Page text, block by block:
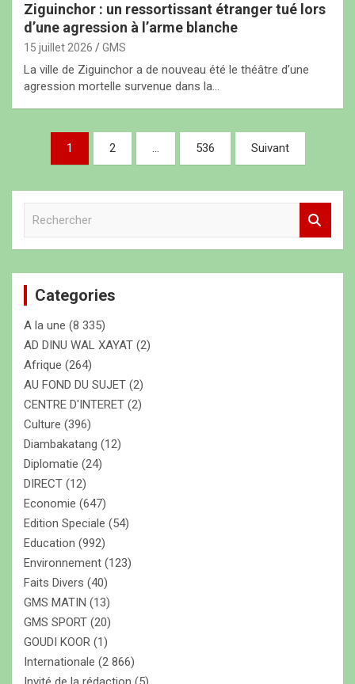
Ziguinchor : un ressortissant étranger tué lors
d’une agression à l’arme blanche
15 juillet 2026 GMS
La ville de Ziguinchor a de nouveau été le théâtre d’une
agression mortelle survenue dans la…
v
g
a
1 2 … 536 Suivant
e
h
e
r
Categories
A la une (8 335)
AD DINU WAL XAYAT (2)
Afrique (264)
AU FOND DU SUJET (2)
CENTRE D'INTERET (2)
Culture (396)
Diambakatang (12)
Diplomatie (24)
DIRECT (12)
Economie (647)
Edition Speciale (54)
Education (992)
Environnement (123)
Faits Divers (40)
GMS MATIN (13)
GMS SPORT (20)
GOUDI KOOR (1)
Internationale (2 866)